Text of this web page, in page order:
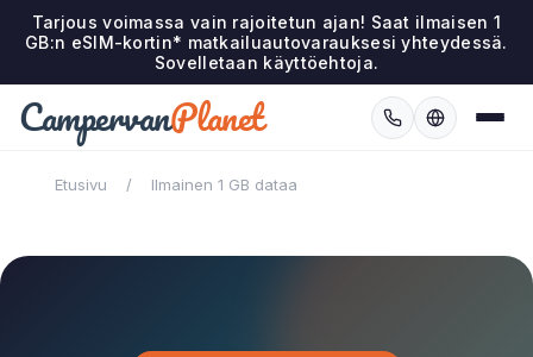
Tarjous voimassa vain rajoitetun ajan! Saat ilmaisen 1
GB:n eSIM-kortin* matkailuautovarauksesi yhteydessä.
Sovelletaan käyttöehtoja.
CampervanPlanet
Etusivu / Ilmainen 1 GB dataa